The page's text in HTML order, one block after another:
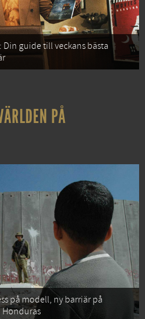
Din guide till veckans bästa
PÅ
på modell, ny barriär på
Honduras